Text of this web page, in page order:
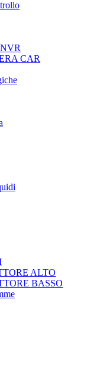
CAR
ALTO
BASSO